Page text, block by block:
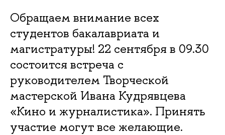
Обращаем внимание всех
студентов бакалавриата и
магистратуры! 22 сентября в 09.30
состоится встреча с
руководителем Творческой
мастерской Ивана Кудрявцева
«Кино и журналистика». Принять
участие могут все желающие.